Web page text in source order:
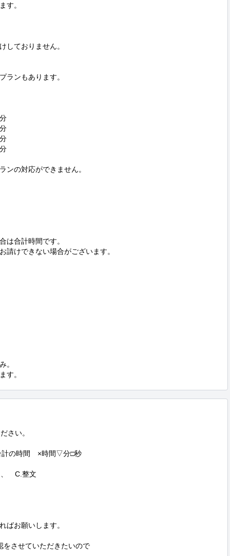
す。
ておりません。
ランもあります。
の対応ができません。
合計時間です。
けできない場合がございます。
。
す。
さい。
　C.整文
ばお願いします。
をさせていただきたいので